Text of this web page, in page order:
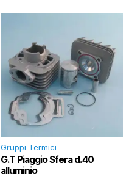
Gruppi Termici
G.T Piaggio Sfera d.40
alluminio